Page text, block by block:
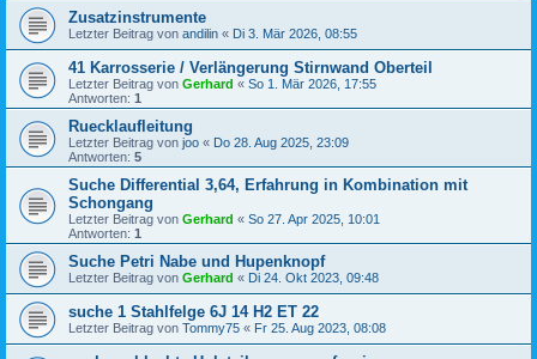
Zusatzinstrumente
Letzter Beitrag von andilin « Di 3. Mär 2026, 08:55
41 Karrosserie / Verlängerung Stirnwand Oberteil
Letzter Beitrag von Gerhard « So 1. Mär 2026, 17:55
Antworten: 1
Ruecklaufleitung
Letzter Beitrag von joo « Do 28. Aug 2025, 23:09
Antworten: 5
Suche Differential 3,64, Erfahrung in Kombination mit
Schongang
Letzter Beitrag von Gerhard « So 27. Apr 2025, 10:01
Antworten: 1
Suche Petri Nabe und Hupenknopf
Letzter Beitrag von Gerhard « Di 24. Okt 2023, 09:48
suche 1 Stahlfelge 6J 14 H2 ET 22
Letzter Beitrag von Tommy75 « Fr 25. Aug 2023, 08:08